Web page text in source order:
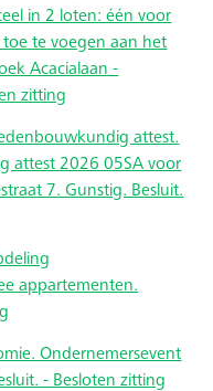
in 2 loten: één voor
te voegen aan het
Acacialaan -
zitting
attest.
attest 2026 05SA voor
7. Gunstig. Besluit.
appartementen.
Ondernemersevent
- Besloten zitting